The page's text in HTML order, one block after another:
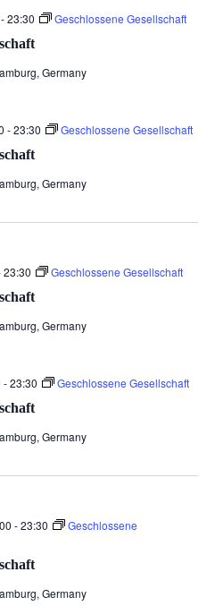
-23:30 Geschlossene Gesellschaft
Germany
-23:30 Geschlossene Gesellschaft
Germany
23:30 Geschlossene Gesellschaft
Germany
-23:30 Geschlossene Gesellschaft
Germany
-23:30
Geschlossene
Germany